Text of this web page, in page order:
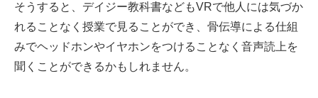
そうすると、デイジー教科書などもVRで他人には気づか
れることなく授業で見ることができ、骨伝導による仕組
みでヘッドホンやイヤホンをつけることなく音声読上を
聞くことができるかもしれません。